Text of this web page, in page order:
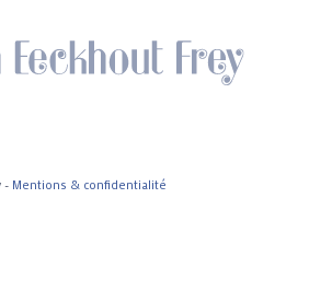
- Mentions & confidentialité